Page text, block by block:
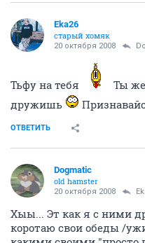
Eka26
старый хомяк
20 октября 2008
Тьфу на тебя
Ты
дружишь
ОТВЕТИТЬ
Dogmatic
old hamster
20 октября 2008
Хыы... Эт как я с ними
коротаю свои обеды /